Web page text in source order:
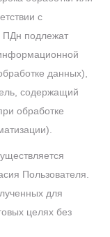
с
ПДн подлежат
данных),
содержащий
обработке
Пользователя.
для
целях без